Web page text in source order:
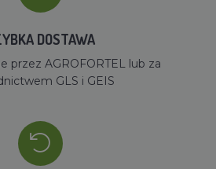
DOSTAWA
przez AGROFORTEL lub za
GLS i GEIS